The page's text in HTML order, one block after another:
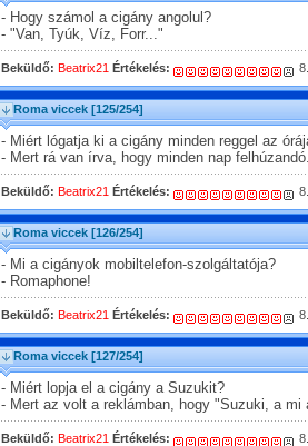
- Hogy számol a cigány angolul?
- "Van, Tyúk, Víz, Forr..."
Beküldő: Beatrix21 Értékelés:
Roma viccek [125/254]
- Miért lógatja ki a cigány minden reggel az
- Mert rá van írva, hogy minden nap
Beküldő: Beatrix21 Értékelés:
Roma viccek [126/254]
- Mi a cigányok mobiltelefon-szolgáltatója?
- Romaphone!
Beküldő: Beatrix21 Értékelés:
Roma viccek [127/254]
- Miért lopja el a cigány a Suzukit?
- Mert az volt a reklámban, hogy "Suzuki, a mi
Beküldő: Beatrix21 Értékelés: